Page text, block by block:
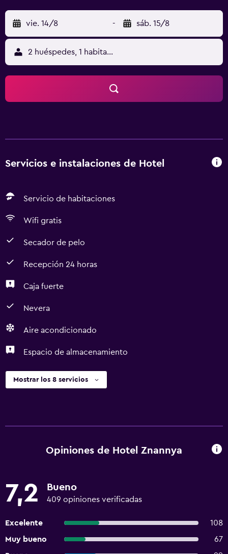
vie. 14/8 - sáb. 15/8
2 huéspedes, 1 habitación
Servicios e instalaciones de Hotel
Servicio de habitaciones
Wifi gratis
Secador de pelo
Recepción 24 horas
Caja fuerte
Nevera
Aire acondicionado
Espacio de almacenamiento
Mostrar los 8 servicios
Opiniones de Hotel Znannya
7,2 Bueno
409 opiniones verificadas
Excelente
108
Muy bueno
67